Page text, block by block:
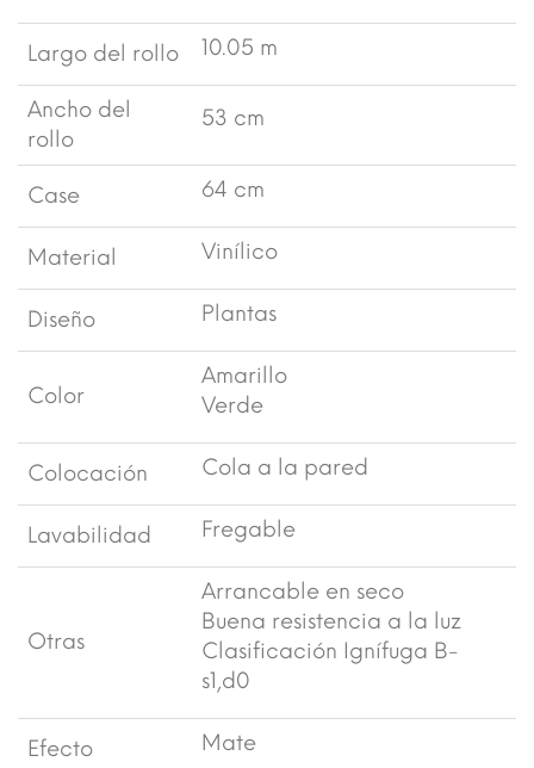
Largo del rollo 10.05 m
Ancho del
rollo
53 cm
Case 64 cm
Material Vinílico
Diseño Plantas
Color
Amarillo
Verde
Colocación Cola a la pared
Lavabilidad Fregable
Otras
Arrancable en seco
Buena resistencia a la luz
Clasificación Ignífuga B-
s1,d0
Efecto Mate